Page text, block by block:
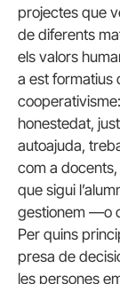
projectes que
de diferents
els valors
a est formatius
honestedat,
autoajuda,
com a
que sigui
gestionem —o
Per quins
presa de
les persones